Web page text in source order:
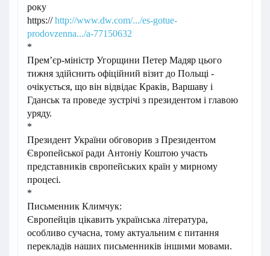
року
https://http://www.dw.com/.../es-gotue-
prodovzenna.../a-77150632
*
Прем’єр-міністр Угорщини Петер Мадяр цього
тижня здійснить офіційний візит до Польщі -
очікується, що він відвідає Краків, Варшаву і
Гданськ та проведе зустрічі з президентом і главою
уряду.
*
Президент України обговорив з Президентом
Європейської ради Антоніу Коштою участь
представників європейських країн у мирному
процесі.
*
Письменник Климчук:
Європейців цікавить українська література,
особливо сучасна, тому актуальним є питання
перекладів наших письменників іншими мовами.